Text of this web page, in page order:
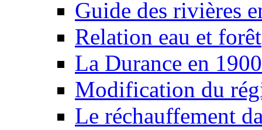
Guide des rivières
Relation eau et forêt
La Durance en 1900
Modification du
Le réchauffement